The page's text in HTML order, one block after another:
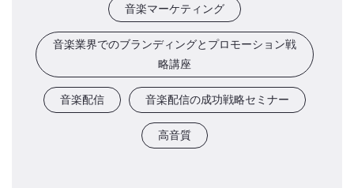
音楽マーケティング
音楽業界でのブランディングとプロモーション戦
略講座
音楽配信 音楽配信の成功戦略セミナー
高音質